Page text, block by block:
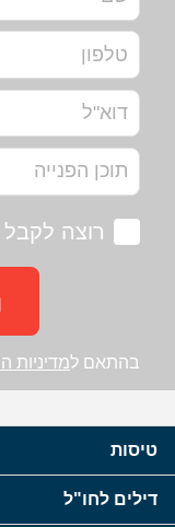
רוצה
בהתאם למדיניות
טיסות
דילים לחו"ל